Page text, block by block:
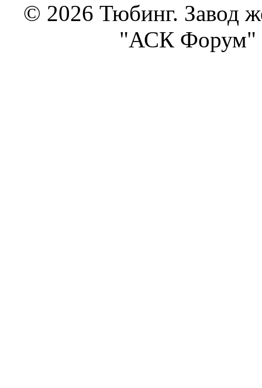
© 2026 Тюбинг. Завод
"АСК Форум"